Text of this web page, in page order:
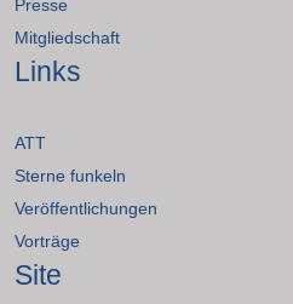
Presse
Mitgliedschaft
Links
ATT
Sterne funkeln
Veröffentlichungen
Vorträge
Site